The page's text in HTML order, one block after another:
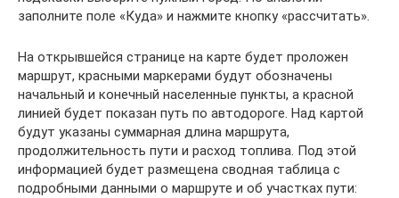
заполните поле «Куда» и нажмите кнопку «рассчитать».
На открывшейся странице на карте будет проложен
маршрут, красными маркерами будут обозначены
начальный и конечный населенные пункты, а красной
линией будет показан путь по автодороге. Над картой
будут указаны суммарная длина маршрута,
продолжительность пути и расход топлива. Под этой
информацией будет размещена сводная таблица с
подробными данными о маршруте и об участках пути: